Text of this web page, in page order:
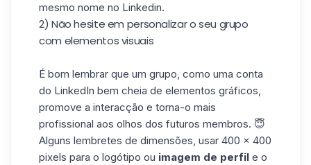
mesmo nome no Linkedin.
2) Não hesite em personalizar o seu grupo
com elementos visuais
É bom lembrar que um grupo, como uma conta
do LinkedIn bem cheia de elementos gráficos,
promove a interacção e torna-o mais
profissional aos olhos dos futuros membros. 😇
Alguns lembretes de dimensões, usar 400 x 400
pixels para o logótipo ou imagem de perfil e o